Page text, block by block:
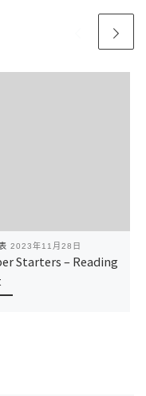
2023年11月28日
Starters – Reading